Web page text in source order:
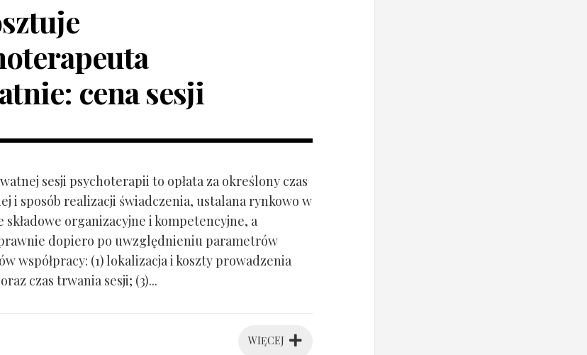
cena sesji
sesji psychoterapii to opłata za określony czas
i sposób realizacji świadczenia, ustalana rynkowo w
organizacyjne i kompetencyjne, a
dopiero po uwzględnieniu parametrów
współpracy: (1) lokalizacja i koszty prowadzenia
czas trwania sesji; (3)...
WIĘCEJ